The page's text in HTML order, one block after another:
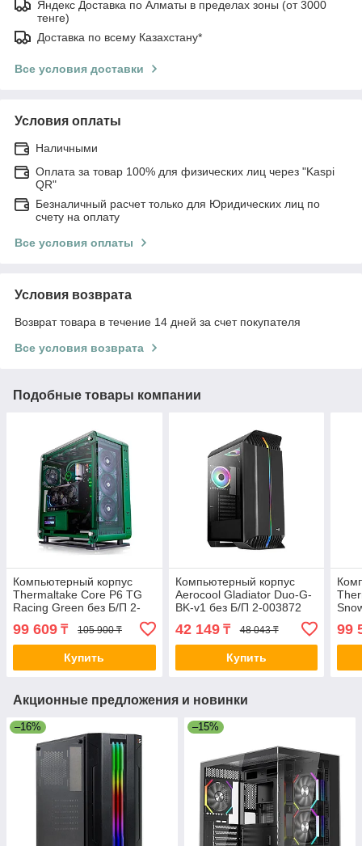
Яндекс Доставка по Алматы в пределах зоны (от 3000
тенге)
Доставка по всему Казахстану*
Все условия доставки
Условия оплаты
Наличными
Оплата за товар 100% для физических лиц через "Kaspi
QR"
Безналичный расчет только для Юридических лиц по
счету на оплату
Все условия оплаты
Условия возврата
Возврат товара в течение 14 дней за счет покупателя
Все условия возврата
Подобные товары компании
Компьютерный корпус
Thermaltake Core P6 TG
Racing Green без Б/П 2-
009537 CA-1V2-00MCWN-
00
99 609 ₸ 105 900 ₸
Купить
Компьютерный корпус
Aerocool Gladiator Duo-G-
BK-v1 без Б/П 2-003872
ACCM-PB27033.11
42 149₸ 48 043 ₸
Купить
99
Акционные предложения и новинки
–16% –15%